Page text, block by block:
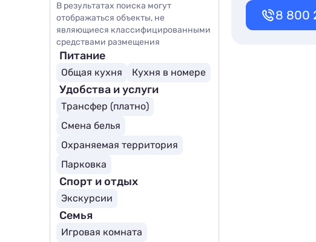
8 800
В результатах поиска могут
отображаться объекты, не
являющиеся классифицированными
средствами размещения
Питание
Общая кухня Кухня в номере
Удобства и услуги
Трансфер (платно)
Смена белья
Охраняемая территория
Парковка
Спорт и отдых
Экскурсии
Семья
Игровая комната